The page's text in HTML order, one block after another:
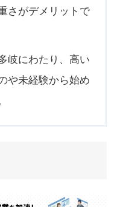
さがデメリットで
岐にわたり、高い
や未経験から始め